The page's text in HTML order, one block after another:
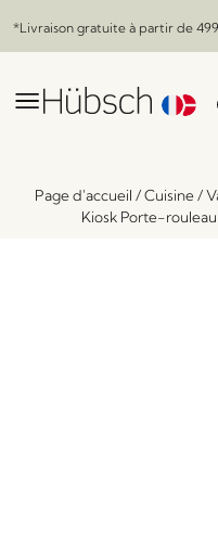
*Livraison gratuite à partir de
Page d'accueil /Cuisine/
Kiosk Porte-